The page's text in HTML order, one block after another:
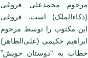
مرحوم محمدعلی فروغی
(ذکاء‌الملک) است. فروغی
این مکتوب را توسط مرحوم
ابراهیم حکیمی (علی‌الظاهر)
خطاب به “دوستان خویش”